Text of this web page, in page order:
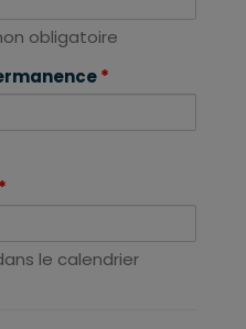
obligatoire
*
*
le calendrier